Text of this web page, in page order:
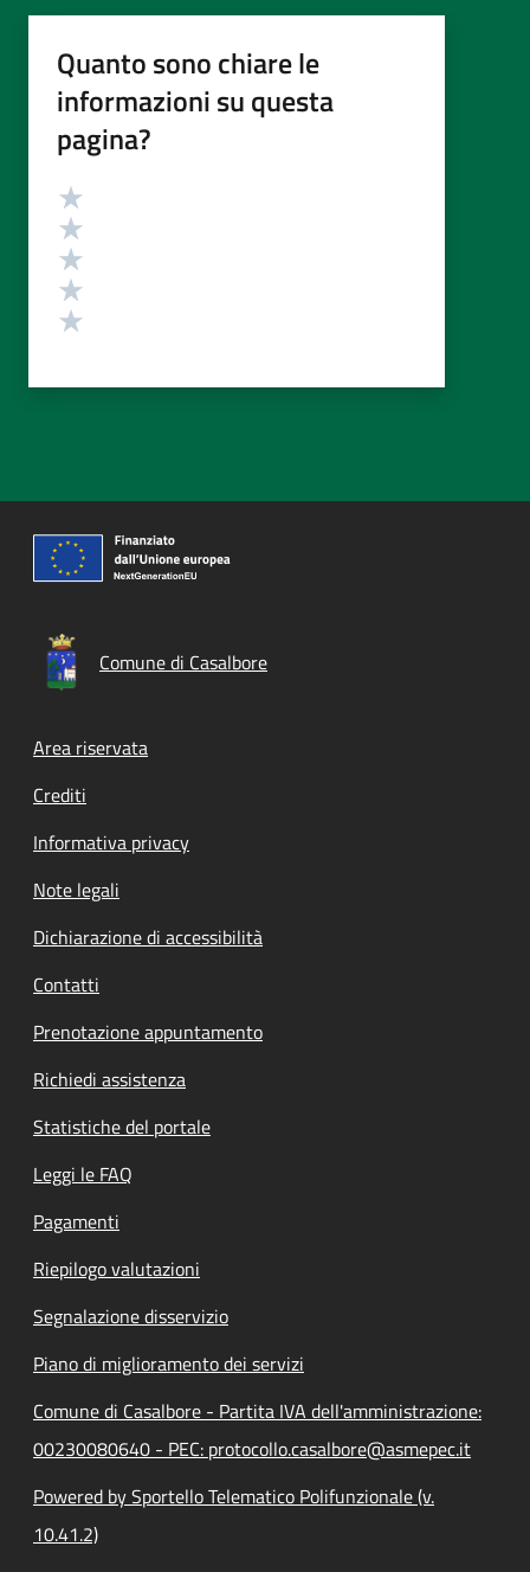
Quanto sono chiare le
informazioni su questa
pagina?
Valutazione
Comune di Casalbore
Footer menu
Area riservata
Crediti
Informativa privacy
Note legali
Dichiarazione di accessibilità
Contatti
Prenotazione appuntamento
Richiedi assistenza
Statistiche del portale
Leggi le FAQ
Pagamenti
Riepilogo valutazioni
Segnalazione disservizio
Piano di miglioramento dei servizi
Comune di Casalbore - Partita IVA dell'amministrazione:
00230080640 - PEC: protocollo.casalbore@asmepec.it
Powered by Sportello Telematico Polifunzionale (v.
10.41.2)